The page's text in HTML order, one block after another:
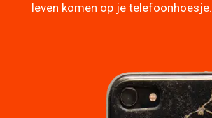
leven komen op je telefoonhoesje.